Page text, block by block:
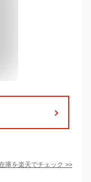
庫を楽天でチェック >>